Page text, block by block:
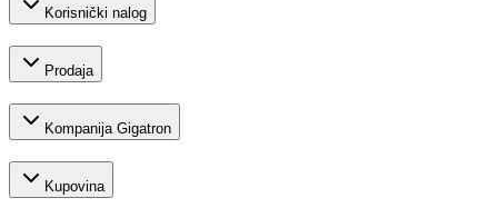
Korisnički nalog
Prodaja
Kompanija Gigatron
Kupovina